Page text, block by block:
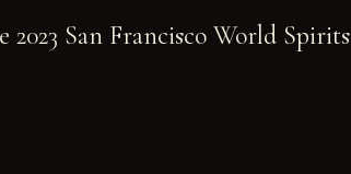
San Francisco World Spirits